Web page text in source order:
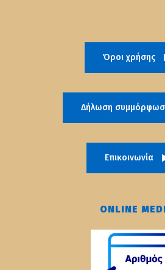
Όροι χρήσης
Δήλωση
Επικοινωνία
ONLINE